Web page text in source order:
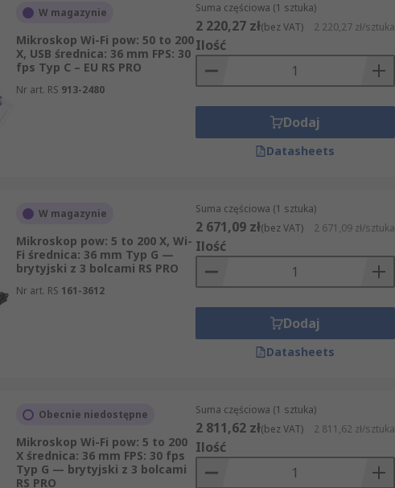
W magazynie
Mikroskop Wi-Fi pow: 50 to 200
X, USB średnica: 36 mm FPS: 30
fps Typ C – EU RS PRO
Nr art. RS 913-2480
Suma częściowa (1 sztuka)
2 220,27 zł(bez VAT) 2 220,27 zł/sztuka
Ilość
Dodaj
Datasheets
W magazynie
Mikroskop pow: 5 to 200 X, Wi-
Fi średnica: 36 mm Typ G —
brytyjski z 3 bolcami RS PRO
Nr art. RS 161-3612
Suma częściowa (1 sztuka)
2 671,09 zł(bez VAT) 2 671,09 zł/sztuka
Ilość
Dodaj
Datasheets
Obecnie niedostępne
Mikroskop Wi-Fi pow: 5 to 200
X średnica: 36 mm FPS: 30 fps
Typ G — brytyjski z 3 bolcami
RS PRO
Suma częściowa (1 sztuka)
2 811,62 zł(bez VAT) 2 811,62 zł/sztuka
Ilość